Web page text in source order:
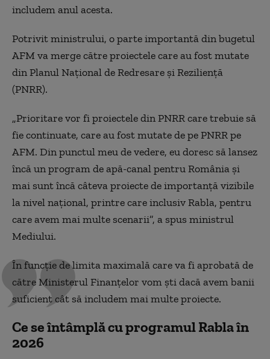
includem anul acesta.
Potrivit ministrului, o parte importantă din bugetul
AFM va merge către proiectele care au fost mutate
din Planul Național de Redresare și Reziliență
(PNRR).
„Prioritare vor fi proiectele din PNRR care trebuie să
fie continuate, care au fost mutate de pe PNRR pe
AFM. Din punctul meu de vedere, eu doresc să lansez
încă un program de apă-canal pentru România și
mai sunt încă câteva proiecte de importanță vizibile
la nivel național, printre care inclusiv Rabla, pentru
care avem mai multe scenarii”, a spus ministrul
Mediului.
În funcție de limita maximală care va fi aprobată de
către Ministerul Finanțelor vom ști dacă avem banii
suficient cât să includem mai multe proiecte.
Ce se întâmplă cu programul Rabla în
2026